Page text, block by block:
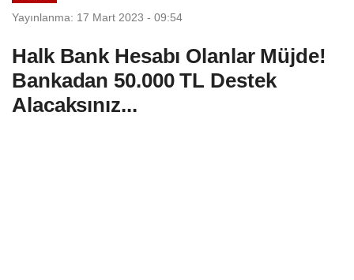
Yayınlanma: 17 Mart 2023 - 09:54
Halk Bank Hesabı Olanlar Müjde!
Bankadan 50.000 TL Destek
Alacaksınız...